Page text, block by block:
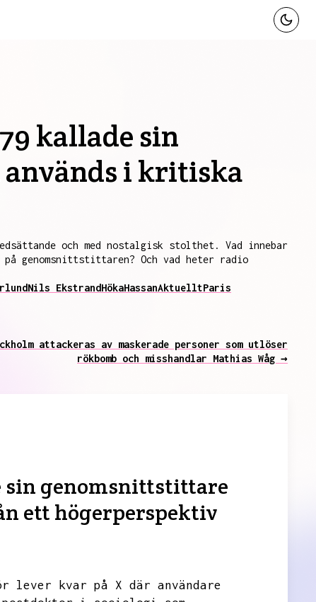
kallade sin
i kritiska
och med nostalgisk stolthet. Vad innebar
genomsnittstittaren? Och vad heter radio
Nils EkstrandHökaHassanAktuelltParis
attackeras av maskerade personer som utlöser
rökbomb och misshandlar Mathias Wåg →
sin genomsnittstittare
ett högerperspektiv
lever kvar på X där användare